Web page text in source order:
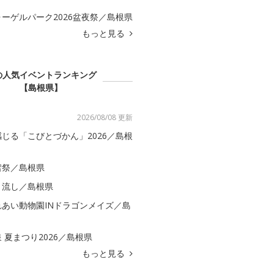
ゲルパーク2026盆夜祭／島根県
もっと見る
人気イベントランキング
【島根県】
2026/08/08 更新
る「こびとづかん」2026／島根
／島根県
流し／島根県
い動物園INドラゴンメイズ／島
夏まつり2026／島根県
もっと見る